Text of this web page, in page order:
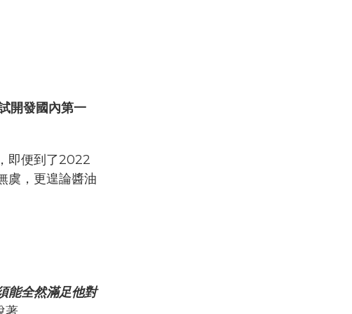
開發國內第一
即便到了2022
虞，更遑論醬油
能全然滿足他對